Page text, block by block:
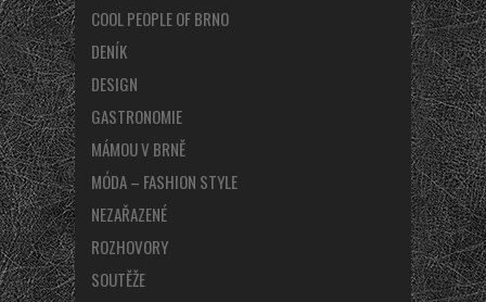
COOL PEOPLE OF BRNO
DENÍK
DESIGN
GASTRONOMIE
MÁMOU V BRNĚ
MÓDA – FASHION STYLE
NEZAŘAZENÉ
ROZHOVORY
SOUTĚŽE